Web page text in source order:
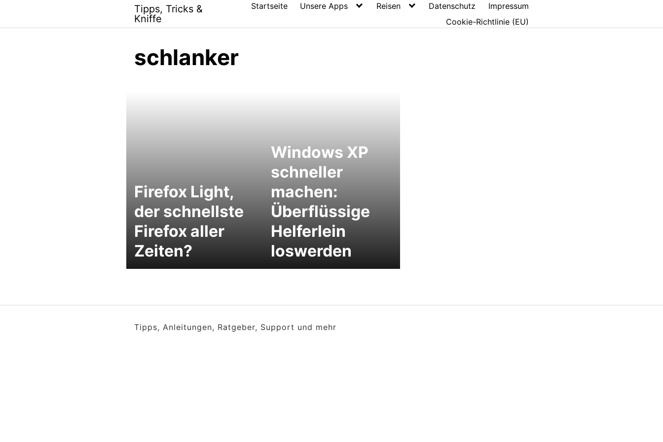
content
Tipps, Tricks &
Kniffe
Startseite Unsere Apps Reisen Datenschutz
Impressum
Cookie-Richtlinie (EU)
schlanker
Firefox Light,
der schnellste
Firefox aller
Zeiten?
Windows XP
schneller
machen:
Überflüssige
Helferlein
loswerden
Tipps, Anleitungen, Ratgeber, Support und mehr